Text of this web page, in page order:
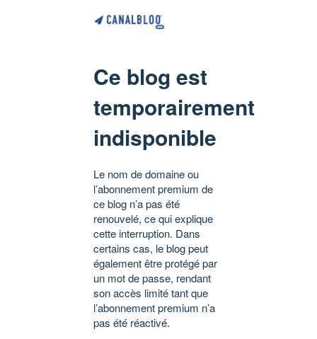
Ce blog est
temporairement
indisponible
Le nom de domaine ou
l’abonnement premium de
ce blog n’a pas été
renouvelé, ce qui explique
cette interruption. Dans
certains cas, le blog peut
également être protégé par
un mot de passe, rendant
son accès limité tant que
l’abonnement premium n’a
pas été réactivé.